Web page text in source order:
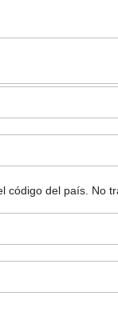
código del país. No